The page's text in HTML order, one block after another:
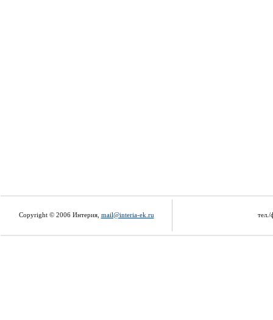
Copyright © 2006 Интерия, mail@interia-ek.ru